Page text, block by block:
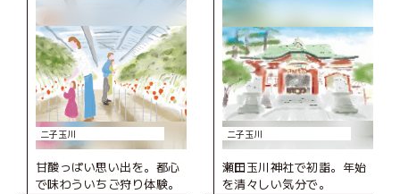
二子玉川
甘酸っぱい思い出を。都心
で味わういちご狩り体験。
二子玉川
瀬田玉川神社で初詣。年始
を清々しい気分で。